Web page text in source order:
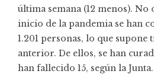
última semana (12 menos). No
inicio de la pandemia se han
1.201 personas, lo que supone
anterior. De ellos, se han
han fallecido 15, según la